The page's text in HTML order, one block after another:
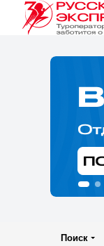
Поиск